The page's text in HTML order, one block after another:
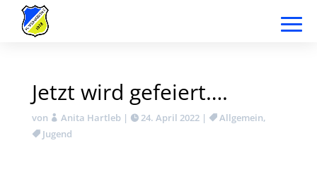
Jetzt wird gefeiert….
von Anita Hartleb| 24. April 2022| Allgemein,
Jugend